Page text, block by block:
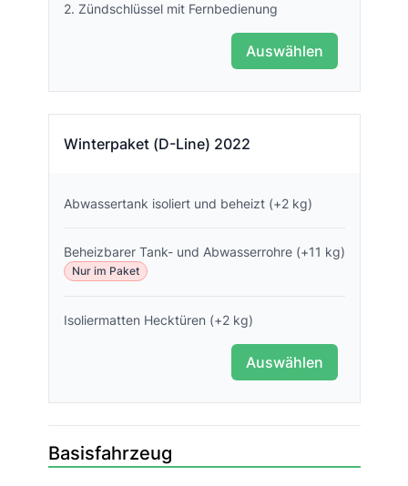
2. Zündschlüssel mit Fernbedienung
Auswählen
Winterpaket (D-Line) 2022
Abwassertank isoliert und beheizt (+2 kg)
Beheizbarer Tank- und Abwasserrohre (+11 kg)
Nur im Paket
Isoliermatten Hecktüren (+2 kg)
Auswählen
Basisfahrzeug